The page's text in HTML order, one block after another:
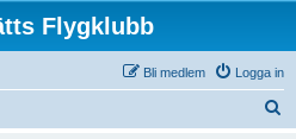
Flygklubb
Logga in
Bli medlem